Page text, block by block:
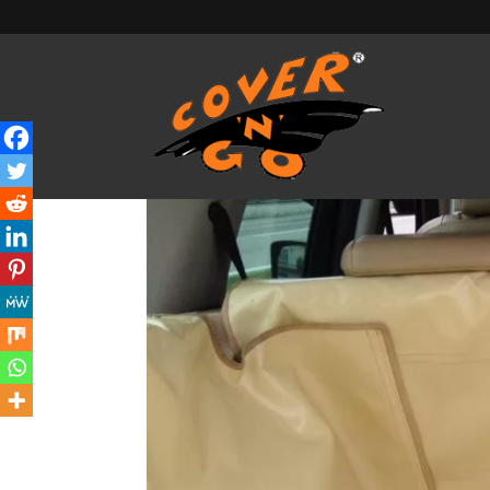
Cane in auto
wp-backend|Nov 16, 2020|